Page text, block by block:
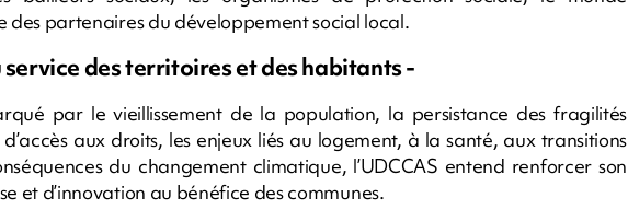
des partenaires du développement social local.
des territoires et des habitants -
par le vieillissement de la population, la persistance des fragilités
aux droits, les enjeux liés au logement, à la santé, aux transitions
du changement climatique, l’UDCCAS entend renforcer son
et d’innovation au bénéfice des communes.